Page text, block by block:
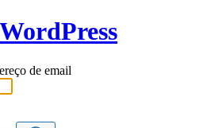
de email